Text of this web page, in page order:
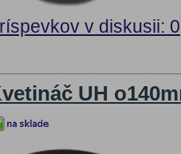
v diskusii: 0
UH